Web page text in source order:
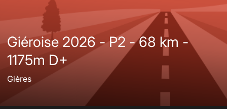
Giéroise 2026 - P2 - 68 km -
1175m D+
Gières